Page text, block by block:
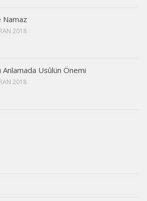
Namaz
2018
Anlamada Usûlün Önemi
2018